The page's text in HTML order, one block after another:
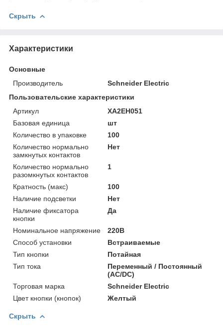
Скрыть
Характеристики
Основные
Производитель
Schneider Electric
Пользовательские характеристики
Артикул
XA2EH051
Базовая единица
шт
Количество в упаковке
100
Количество нормально
замкнутых контактов
Нет
Количество нормально
разомкнутых контактов
1
Кратность (макс)
100
Наличие подсветки
Нет
Наличие фиксатора
кнопки
Да
Номинальное напряжение
220В
Способ установки
Встраиваемые
Тип кнопки
Потайная
Тип тока
Переменный / Постоянный
(AC/DC)
Торговая марка
Schneider Electric
Цвет кнопки (кнопок)
Желтый
Скрыть